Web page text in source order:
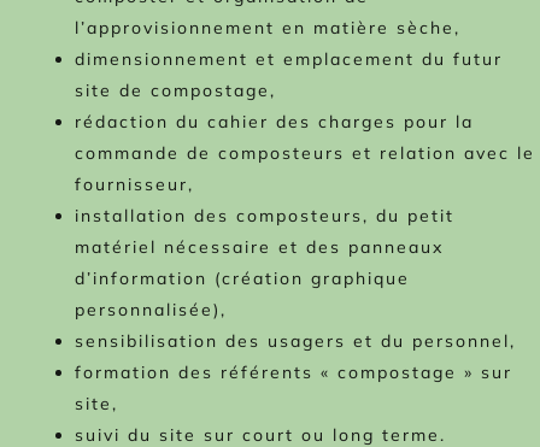
l’approvisionnement en matière sèche,
dimensionnement et emplacement du futur
site de compostage,
rédaction du cahier des charges pour la
commande de composteurs et relation avec le
fournisseur,
installation des composteurs, du petit
matériel nécessaire et des panneaux
d’information (création graphique
personnalisée),
sensibilisation des usagers et du personnel,
formation des référents « compostage » sur
site,
suivi du site sur court ou long terme.